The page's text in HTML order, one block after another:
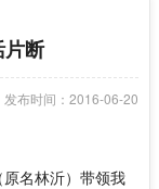
断
发布时间：2016-06-20
名林沂）带领我